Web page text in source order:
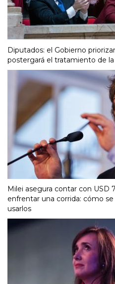
Diputados: el Gobierno
postergará el tratamiento de
Milei asegura contar con USD
enfrentar una corrida: cómo
usarlos